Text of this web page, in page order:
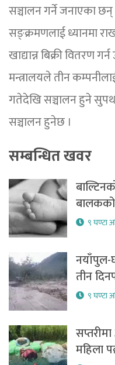
सञ्चालन गर्ने जनाएका
सङ्क्रमणलाई ध्यानमा
खाद्यान्न बिक्री वितरण
मन्त्रालयले तीन
गतेदेखि सञ्चालन हुने
सञ्चालन हुनेछ ।
सम्बन्धित खवर
९ घण्टा
नयाँपुल-
तीन
९ घण्टा
महिला